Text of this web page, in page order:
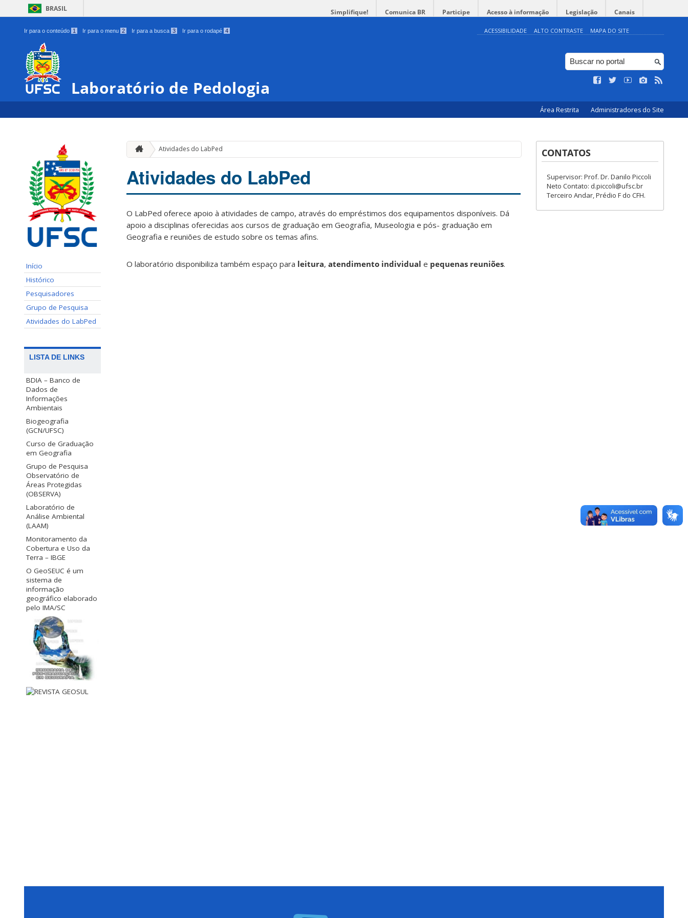
BRASIL Simplifique! Comunica BR Participe Acesso à informação Legislação Canais
Ir para o conteúdo 1 Ir para o menu 2 Ir para a busca 3 Ir para o rodapé 4 ACESSIBILIDADE ALTO CONTRASTE MAPA DO SITE
Laboratório de Pedologia
Área Restrita Administradores do Site
Início
Histórico
Pesquisadores
Grupo de Pesquisa
Atividades do LabPed
LISTA DE LINKS
BDIA – Banco de
Dados de
Informações
Ambientais
Biogeografia
(GCN/UFSC)
Curso de Graduação
em Geografia
Grupo de Pesquisa
Observatório de
Áreas Protegidas
(OBSERVA)
Laboratório de
Análise Ambiental
(LAAM)
Monitoramento da
Cobertura e Uso da
Terra – IBGE
O GeoSEUC é um
sistema de
informação
geográfico elaborado
pelo IMA/SC
Atividades do LabPed
Atividades do LabPed
O LabPed oferece apoio à atividades de campo, através do empréstimos dos equipamentos disponíveis. Dá
apoio a disciplinas oferecidas aos cursos de graduação em Geografia, Museologia e pós- graduação em
Geografia e reuniões de estudo sobre os temas afins.
O laboratório disponibiliza também espaço para leitura, atendimento individual e pequenas reuniões.
CONTATOS
Supervisor: Prof. Dr. Danilo Piccoli
Neto Contato: d.piccoli@ufsc.br
Terceiro Andar, Prédio F do CFH.